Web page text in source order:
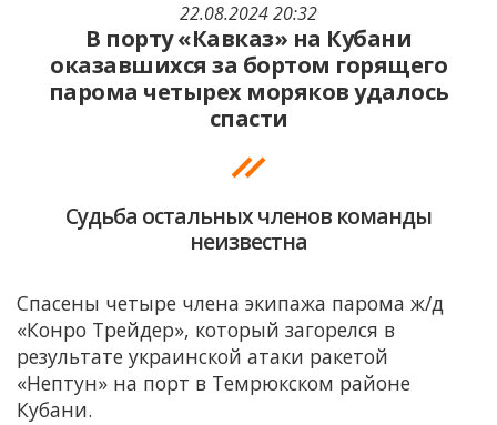
22.08.2024 20:32
В порту «Кавказ» на Кубани
оказавшихся за бортом горящего
парома четырех моряков удалось
спасти
Судьба остальных членов команды
неизвестна
Спасены четыре члена экипажа парома ж/д
«Конро Трейдер», который загорелся в
результате украинской атаки ракетой
«Нептун» на порт в Темрюкском районе
Кубани.